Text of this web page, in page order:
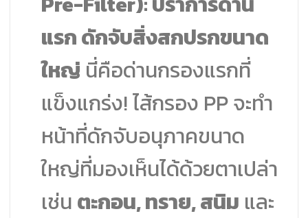
แรก ดักจับสิ่งสกปรกขนาด
ใหญ่ นี่คือด่านกรองแรกที่
แข็งแกร่ง! ไส้กรอง PP จะทำ
หน้าที่ดักจับอนุภาคขนาด
ใหญ่ที่มองเห็นได้ด้วยตาเปล่า
เช่น ตะกอน, ทราย, สนิม และ